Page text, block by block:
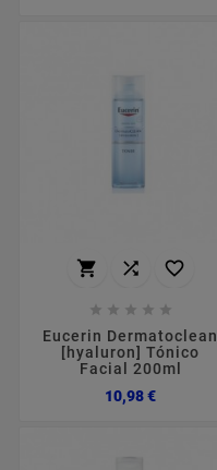
  
    
Eucerin Dermatoclean
[hyaluron] Tónico
Facial 200ml
10,98 €Preço